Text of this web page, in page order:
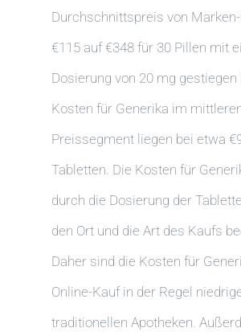
Durchschnittspreis von
€115 auf €348 für 30 Pillen mit
Dosierung von 20 mg gestiegen
Kosten für Generika im
Preissegment liegen bei etwa
Tabletten. Die Kosten für
durch die Dosierung der
den Ort und die Art des Kaufs
Daher sind die Kosten für
Online-Kauf in der Regel
traditionellen Apotheken.